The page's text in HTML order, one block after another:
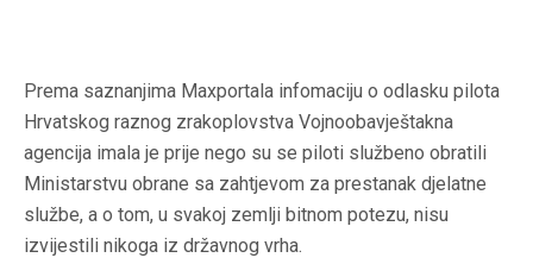
Prema saznanjima Maxportala infomaciju o odlasku pilota
Hrvatskog raznog zrakoplovstva Vojnoobavještakna
agencija imala je prije nego su se piloti službeno obratili
Ministarstvu obrane sa zahtjevom za prestanak djelatne
službe, a o tom, u svakoj zemlji bitnom potezu, nisu
izvijestili nikoga iz državnog vrha.